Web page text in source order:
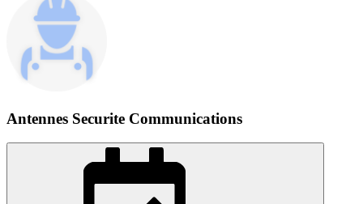
Antennes Securite Communications